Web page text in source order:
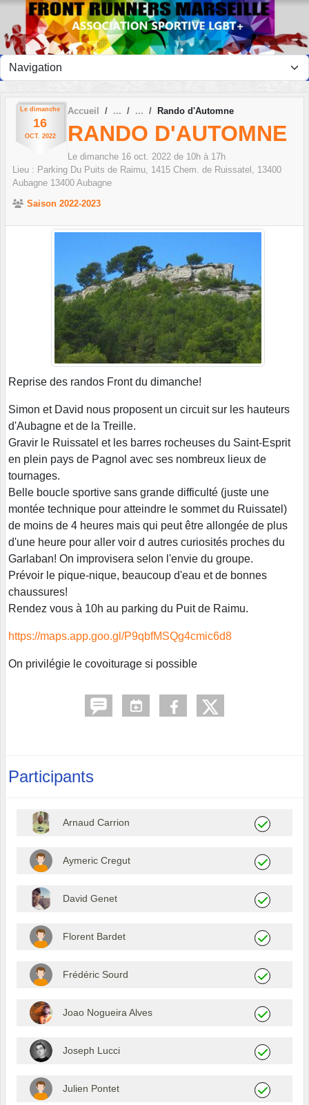
Le dimanche
16
OCT. 2022
Accueil Rando d'Automne
RANDO D'AUTOMNE
Le dimanche 16 oct. 2022 de 10h à 17h
Lieu : Parking Du Puits de Raimu, 1415 Chem. de Ruissatel, 13400
Aubagne 13400 Aubagne
Saison 2022-2023
Reprise des randos Front du dimanche!
Simon et David nous proposent un circuit sur les hauteurs
d'Aubagne et de la Treille.
Gravir le Ruissatel et les barres rocheuses du Saint-Esprit
en plein pays de Pagnol avec ses nombreux lieux de
tournages.
Belle boucle sportive sans grande difficulté (juste une
montée technique pour atteindre le sommet du Ruissatel)
de moins de 4 heures mais qui peut être allongée de plus
d'une heure pour aller voir d autres curiosités proches du
Garlaban! On improvisera selon l'envie du groupe.
Prévoir le pique-nique, beaucoup d'eau et de bonnes
chaussures!
Rendez vous à 10h au parking du Puit de Raimu.
https://maps.app.goo.gl/P9qbfMSQg4cmic6d8
On privilégie le covoiturage si possible
Participants
Arnaud Carrion
Aymeric Cregut
David Genet
Florent Bardet
Frédéric Sourd
Joao Nogueira Alves
Joseph Lucci
Julien Pontet
Panneau de gestion des cookies